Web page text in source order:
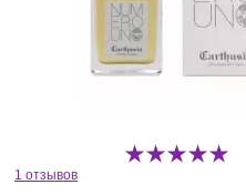
1 отзывов